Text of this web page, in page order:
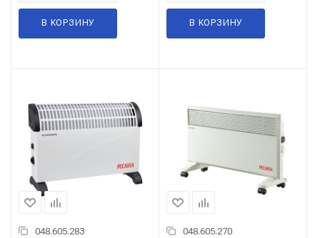
В КОРЗИНУ В КОРЗИНУ
048.605.283 048.605.270